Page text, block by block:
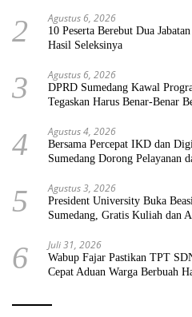
2 Agustus 6, 2026
10 Peserta Berebut Dua
Hasil Seleksinya
3 Agustus 6, 2026
DPRD Sumedang Kawal
Tegaskan Harus Benar-Benar
4 Agustus 4, 2026
Bersama Percepat IKD dan
Sumedang Dorong Pelayanan
5 Agustus 3, 2026
President University Buka
Sumedang, Gratis Kuliah dan
6 Juli 31, 2026
Wabup Fajar Pastikan TPT
Cepat Aduan Warga Berbuah